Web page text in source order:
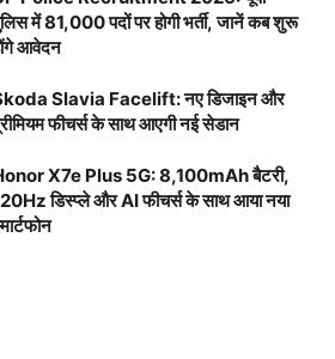
में 81,000 पदों पर होगी भर्ती, जानें कब शुरू
आवेदन
Slavia Facelift: नए डिजाइन और
फीचर्स के साथ आएगी नई सेडान
X7e Plus 5G: 8,100mAh बैटरी,
डिस्प्ले और AI फीचर्स के साथ आया नया